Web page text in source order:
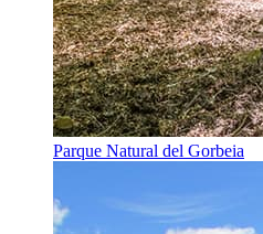
Parque Natural del Gorbeia